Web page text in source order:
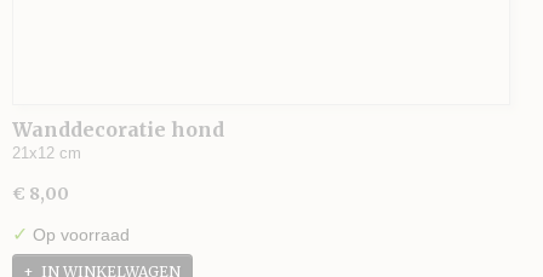
Wanddecoratie hond
21x12 cm
€ 8,00
✓ Op voorraad
IN WINKELWAGEN